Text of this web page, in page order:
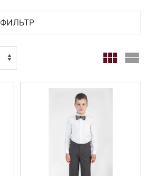
ФИЛЬТР